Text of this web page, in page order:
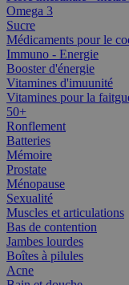
Omega 3
Sucre
Médicaments pour le
Immuno - Energie
Booster d'énergie
Vitamines d'imuunité
Vitamines pour la
50+
Ronflement
Batteries
Mémoire
Prostate
Ménopause
Sexualité
Muscles et articulations
Bas de contention
Jambes lourdes
Boîtes à pilules
Acne